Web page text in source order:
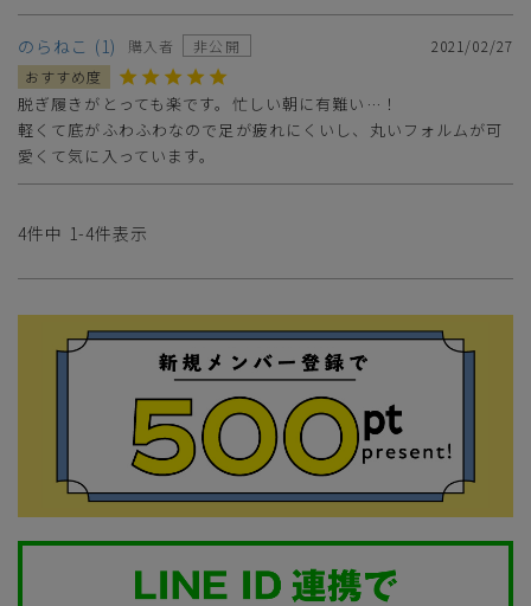
のらねこ 1 購入者 非公開 2021/02/27
脱ぎ履きがとっても楽です。忙しい朝に有難い…！
軽くて底がふわふわなので足が疲れにくいし、丸いフォルムが可
愛くて気に入っています。
4件中 1-4件表示